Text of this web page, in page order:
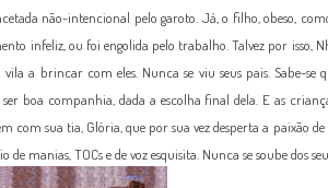
não-intencional pelo garoto. Já, o filho, obeso,
infeliz, ou foi engolida pelo trabalho. Talvez por
a brincar com eles. Nunca se viu seus pais. Sabe-
boa companhia, dada a escolha final dela. E as
com sua tia, Glória, que por sua vez desperta a
manias, TOCs e de voz esquisita. Nunca se soube